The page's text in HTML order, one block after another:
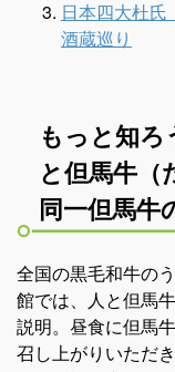
指定管理等
バス広告
ビジネスイン・
社長メッセージ
企業情報
日本四大杜
酒蔵巡り
もっと知ろ
と但馬牛（
同一但馬牛
全国の黒毛和牛の
館では、人と但馬
説明。昼食に但馬
召し上がりいただ